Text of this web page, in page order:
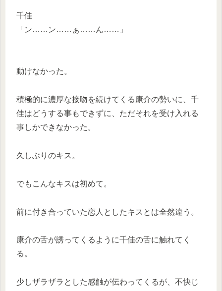
千佳
「ン……ン……ぁ……ん……」
動けなかった。
積極的に濃厚な接吻を続けてくる康介の勢いに、千
佳はどうする事もできずに、ただそれを受け入れる
事しかできなかった。
久しぶりのキス。
でもこんなキスは初めて。
前に付き合っていた恋人としたキスとは全然違う。
康介の舌が誘ってくるように千佳の舌に触れてく
る。
少しザラザラとした感触が伝わってくるが、不快じ